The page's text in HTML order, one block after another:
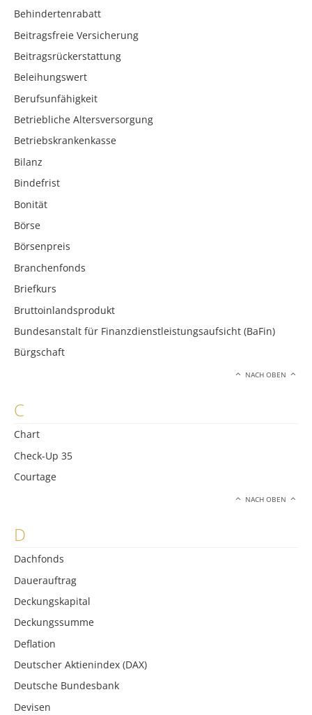
Behindertenrabatt
Beitragsfreie Versicherung
Beitragsrückerstattung
Beleihungswert
Berufsunfähigkeit
Betriebliche Altersversorgung
Betriebskrankenkasse
Bilanz
Bindefrist
Bonität
Börse
Börsenpreis
Branchenfonds
Briefkurs
Bruttoinlandsprodukt
Bundesanstalt für Finanzdienstleistungsaufsicht (BaFin)
Bürgschaft
NACH OBEN
C
Chart
Check-Up 35
Courtage
NACH OBEN
D
Dachfonds
Dauerauftrag
Deckungskapital
Deckungssumme
Deflation
Deutscher Aktienindex (DAX)
Deutsche Bundesbank
Devisen